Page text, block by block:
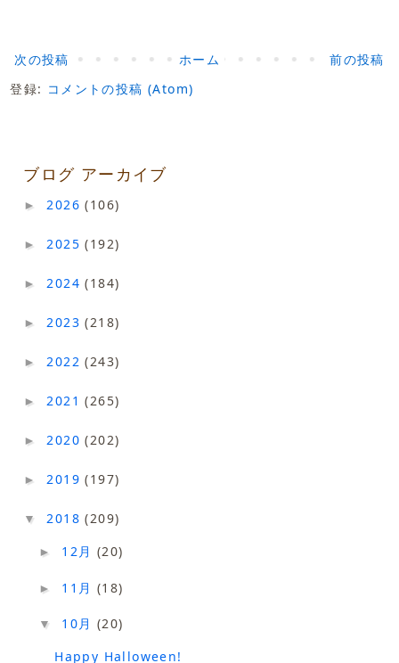
次の投稿 前の投稿
ホーム
登録: コメントの投稿 (Atom)
ブログ アーカイブ
►2026(106)
►2025(192)
►2024(184)
►2023(218)
►2022(243)
►2021(265)
►2020(202)
►2019(197)
▼2018(209)
► 12月 (20)
► 11月 (18)
▼ 10月 (20)
Happy Halloween!